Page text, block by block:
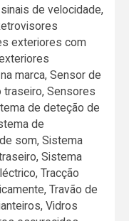
de velocidade,
exteriores com
marca, Sensor de
traseiro, Sensores
de deteção de
de
som, Sistema
Sistema
Tracção
Travão de
Vidros